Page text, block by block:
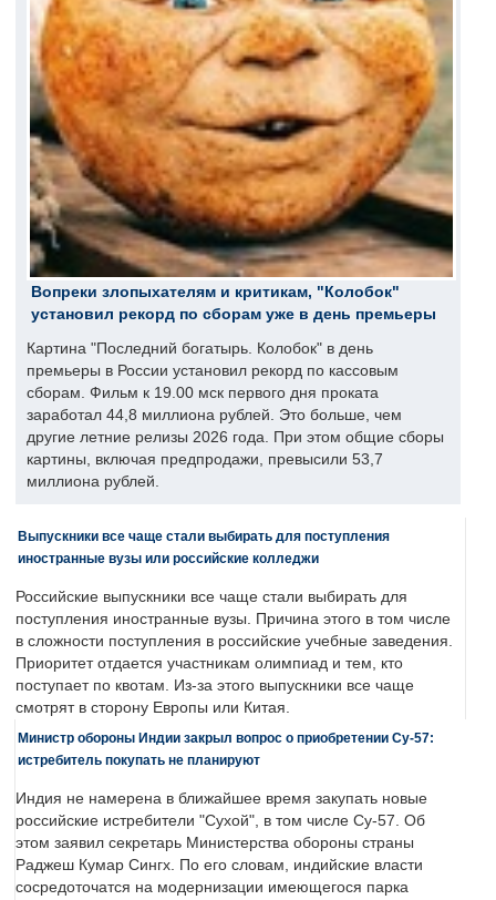
Вопреки злопыхателям и критикам, "Колобок"
установил рекорд по сборам уже в день премьеры
Картина "Последний богатырь. Колобок" в день
премьеры в России установил рекорд по кассовым
сборам. Фильм к 19.00 мск первого дня проката
заработал 44,8 миллиона рублей. Это больше, чем
другие летние релизы 2026 года. При этом общие сборы
картины, включая предпродажи, превысили 53,7
миллиона рублей.
Выпускники все чаще стали выбирать для поступления
иностранные вузы или российские колледжи
Российские выпускники все чаще стали выбирать для
поступления иностранные вузы. Причина этого в том числе
в сложности поступления в российские учебные заведения.
Приоритет отдается участникам олимпиад и тем, кто
поступает по квотам. Из-за этого выпускники все чаще
смотрят в сторону Европы или Китая.
Министр обороны Индии закрыл вопрос о приобретении Су-57:
истребитель покупать не планируют
Индия не намерена в ближайшее время закупать новые
российские истребители "Сухой", в том числе Су-57. Об
этом заявил секретарь Министерства обороны страны
Раджеш Кумар Сингх. По его словам, индийские власти
сосредоточатся на модернизации имеющегося парка